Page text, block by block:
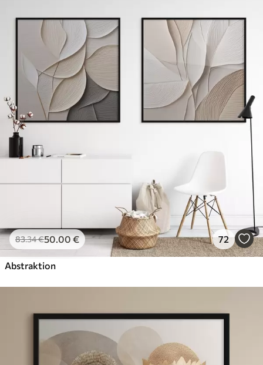
83.34€50.00 € 72
Abstraktion